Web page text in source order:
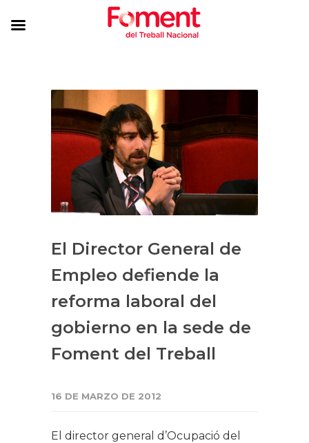
El Director General de
Empleo defiende la
reforma laboral del
gobierno en la sede de
Foment del Treball
16 DE MARZO DE 2012
El director general d’Ocupació del